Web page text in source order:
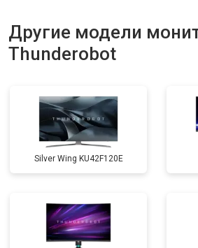
Другие модели
Thunderobot
Silver Wing KU42F120E